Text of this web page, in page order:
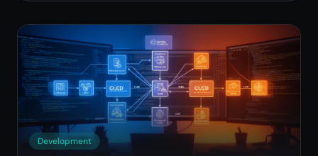
Development